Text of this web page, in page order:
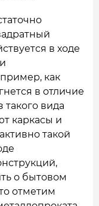
в ходе
как
в отличие
такого вида
каркасы и
такой
о бытовом
отметим